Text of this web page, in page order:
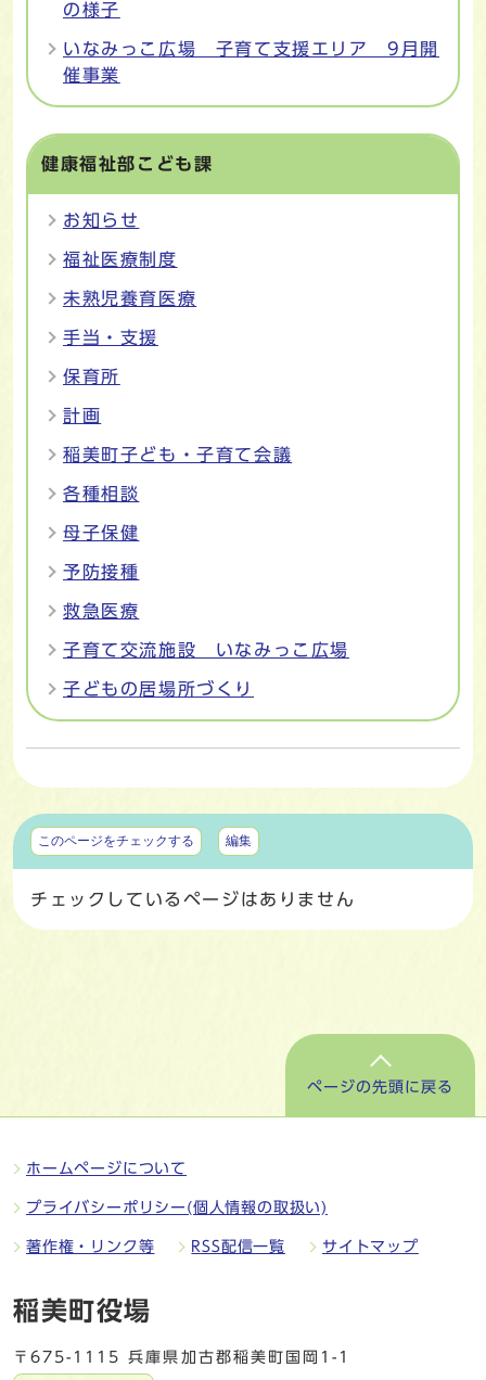
の様子
いなみっこ広場 子育て支援エリア 9月開
催事業
健康福祉部こども課
お知らせ
福祉医療制度
未熟児養育医療
手当・支援
保育所
計画
稲美町子ども・子育て会議
各種相談
母子保健
予防接種
救急医療
子育て交流施設 いなみっこ広場
子どもの居場所づくり
マイページ
このページをチェックする 編集
チェックしているページはありません
ページの先頭に戻る
ホームページについて
プライバシーポリシー(個人情報の取扱い)
著作権・リンク等 RSS配信一覧 サイトマップ
稲美町役場
〒675-1115 兵庫県加古郡稲美町国岡1-1